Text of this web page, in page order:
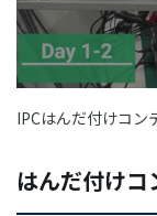
IPCはんだ付けコ
はんだ付け